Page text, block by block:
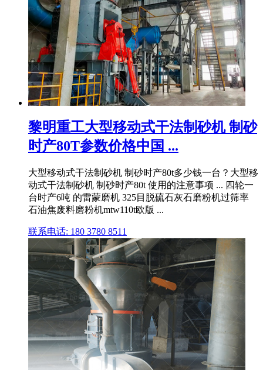
黎明重工大型移动式干法制砂机 制砂
时产80T参数价格中国 ...
大型移动式干法制砂机 制砂时产80t多少钱一台？大型移
动式干法制砂机 制砂时产80t 使用的注意事项 ... 四轮一
台时产6吨 的雷蒙磨机 325目脱硫石灰石磨粉机过筛率
石油焦废料磨粉机mtw110t欧版 ...
联系电话: 180 3780 8511